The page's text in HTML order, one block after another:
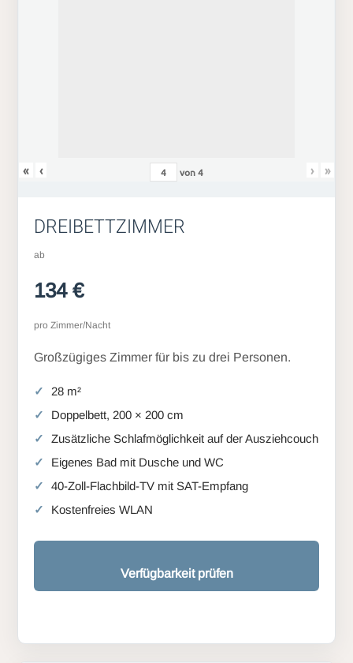
« ‹ von4 › »
DREIBETTZIMMER
ab
134 €
pro Zimmer/Nacht
Großzügiges Zimmer für bis zu drei Personen.
28 m²
Doppelbett, 200 × 200 cm
Zusätzliche Schlafmöglichkeit auf der Ausziehcouch
Eigenes Bad mit Dusche und WC
40-Zoll-Flachbild-TV mit SAT-Empfang
Kostenfreies WLAN
Verfügbarkeit prüfen